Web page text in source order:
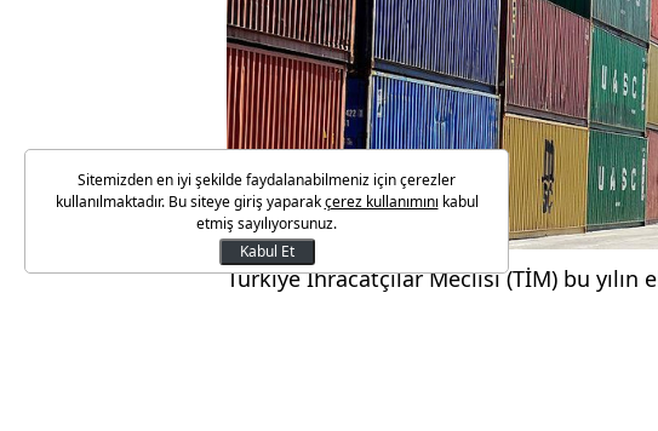
Türkiye İhracatçılar Meclisi (TİM) bu
Sitemizden en iyi şekilde faydalanabilmeniz için çerezler
kullanılmaktadır. Bu siteye giriş yaparakçerez kullanımını kabul
etmiş sayılıyorsunuz.
Kabul Et